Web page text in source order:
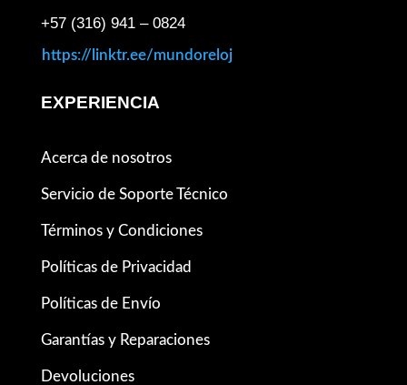
+57 (316) 941 – 0824
https://linktr.ee/mundoreloj
EXPERIENCIA
Acerca de nosotros
Servicio de Soporte Técnico
Términos y Condiciones
Políticas de Privacidad
Políticas de Envío
Garantías y Reparaciones
Devoluciones